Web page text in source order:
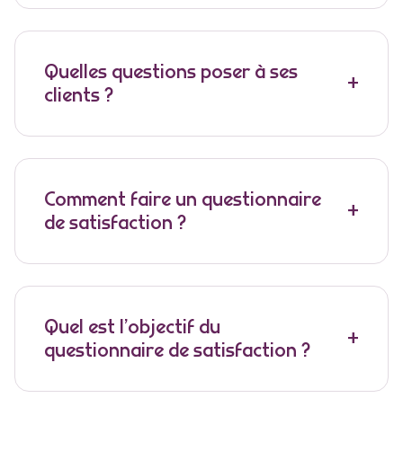
Quelles questions poser à ses
clients ?
Comment faire un questionnaire
de satisfaction ?
Quel est l’objectif du
questionnaire de satisfaction ?